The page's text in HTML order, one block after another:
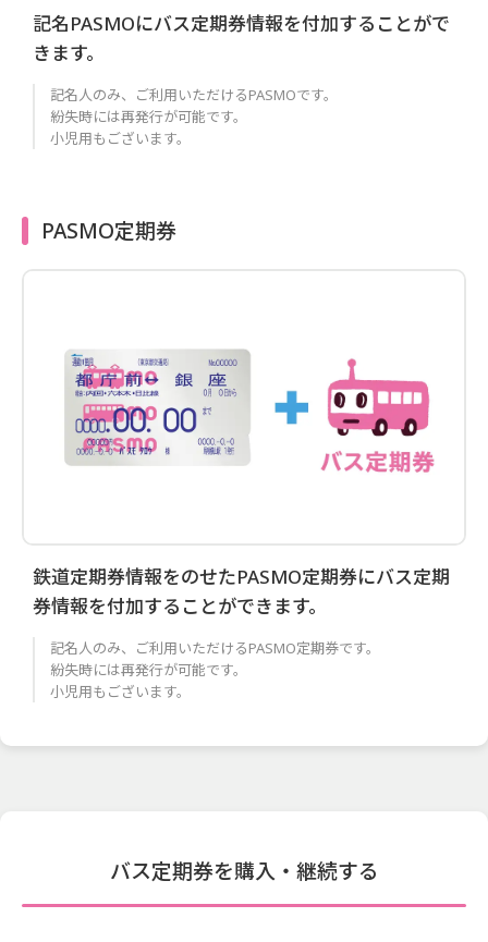
記名PASMOにバス定期券情報を付加することがで
きます。
記名人のみ、ご利用いただけるPASMOです。
紛失時には再発行が可能です。
小児用もございます。
PASMO定期券
鉄道定期券情報をのせたPASMO定期券にバス定期
券情報を付加することができます。
記名人のみ、ご利用いただけるPASMO定期券です。
紛失時には再発行が可能です。
小児用もございます。
バス定期券を購入・継続する